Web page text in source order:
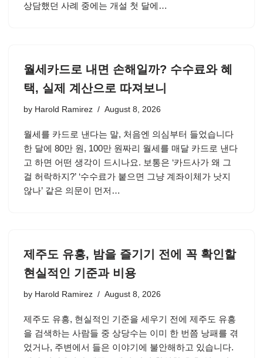
상담했던 사례 중에는 개설 첫 달에…
월세카드로 내면 손해일까? 수수료와 혜
택, 실제 계산으로 따져보니
by Harold Ramirez August 8, 2026
월세를 카드로 낸다는 말, 처음엔 의심부터 들었습니다
한 달에 80만 원, 100만 원짜리 월세를 매달 카드로 낸다
고 하면 어떤 생각이 드시나요. 보통은 ‘카드사가 왜 그
걸 허락하지?’ ‘수수료가 붙으면 그냥 계좌이체가 낫지
않나’ 같은 의문이 먼저…
제주도 유흥, 밤을 즐기기 전에 꼭 확인할
현실적인 기준과 비용
by Harold Ramirez August 8, 2026
제주도 유흥, 현실적인 기준을 세우기 전에 제주도 유흥
을 검색하는 사람들 중 상당수는 이미 한 번쯤 낭패를 겪
었거나, 주변에서 들은 이야기에 불안해하고 있습니다.